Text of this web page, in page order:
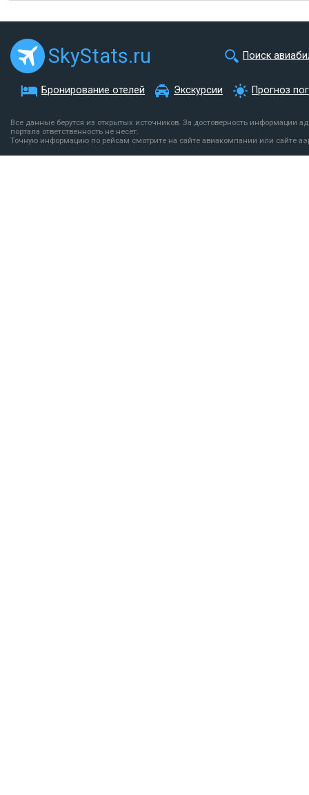
SkyStats.ru Поиск
Бронирование отелей Экскурсии Прогноз
Все данные берутся из открытых источников. За достоверность информации
портала ответственность не несет.
Точную информацию по рейсам смотрите на сайте авиакомпании или сайте